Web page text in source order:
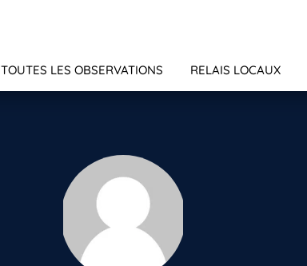
TOUTES LES OBSERVATIONS RELAIS LOCAUX